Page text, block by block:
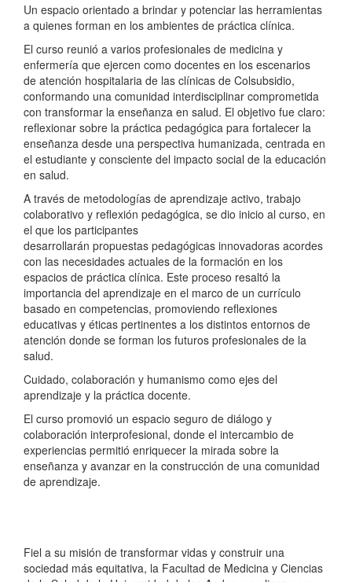
Un espacio orientado a brindar y potenciar las herramientas
a quienes forman en los ambientes de práctica clínica.
El curso reunió a varios profesionales de medicina y
enfermería que ejercen como docentes en los escenarios
de atención hospitalaria de las clínicas de Colsubsidio,
conformando una comunidad interdisciplinar comprometida
con transformar la enseñanza en salud. El objetivo fue claro:
reflexionar sobre la práctica pedagógica para fortalecer la
enseñanza desde una perspectiva humanizada, centrada en
el estudiante y consciente del impacto social de la educación
en salud.
A través de metodologías de aprendizaje activo, trabajo
colaborativo y reflexión pedagógica, se dio inicio al curso, en
el que los participantes
desarrollarán propuestas pedagógicas innovadoras acordes
con las necesidades actuales de la formación en los
espacios de práctica clínica. Este proceso resaltó la
importancia del aprendizaje en el marco de un currículo
basado en competencias, promoviendo reflexiones
educativas y éticas pertinentes a los distintos entornos de
atención donde se forman los futuros profesionales de la
salud.
Cuidado, colaboración y humanismo como ejes del
aprendizaje y la práctica docente.
El curso promovió un espacio seguro de diálogo y
colaboración interprofesional, donde el intercambio de
experiencias permitió enriquecer la mirada sobre la
enseñanza y avanzar en la construcción de una comunidad
de aprendizaje.
Fiel a su misión de transformar vidas y construir una
sociedad más equitativa, la Facultad de Medicina y Ciencias